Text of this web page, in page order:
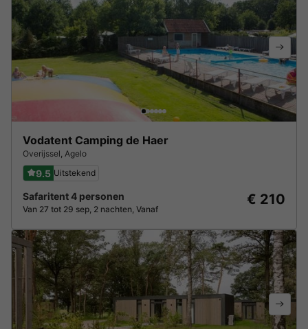
Vodatent Camping de Haer
Overijssel, Agelo
9.5 Uitstekend
Safaritent 4 personen
Van 27 tot 29 sep, 2 nachten, Vanaf
€ 210